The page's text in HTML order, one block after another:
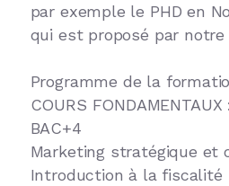
par exemple le PHD en
qui est proposé par
Programme de la
COURS FONDAMENTAUX :
BAC+4
Marketing stratégique et
Introduction à la fiscalité